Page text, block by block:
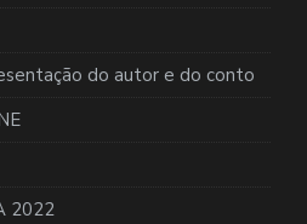
do autor e do conto
2022